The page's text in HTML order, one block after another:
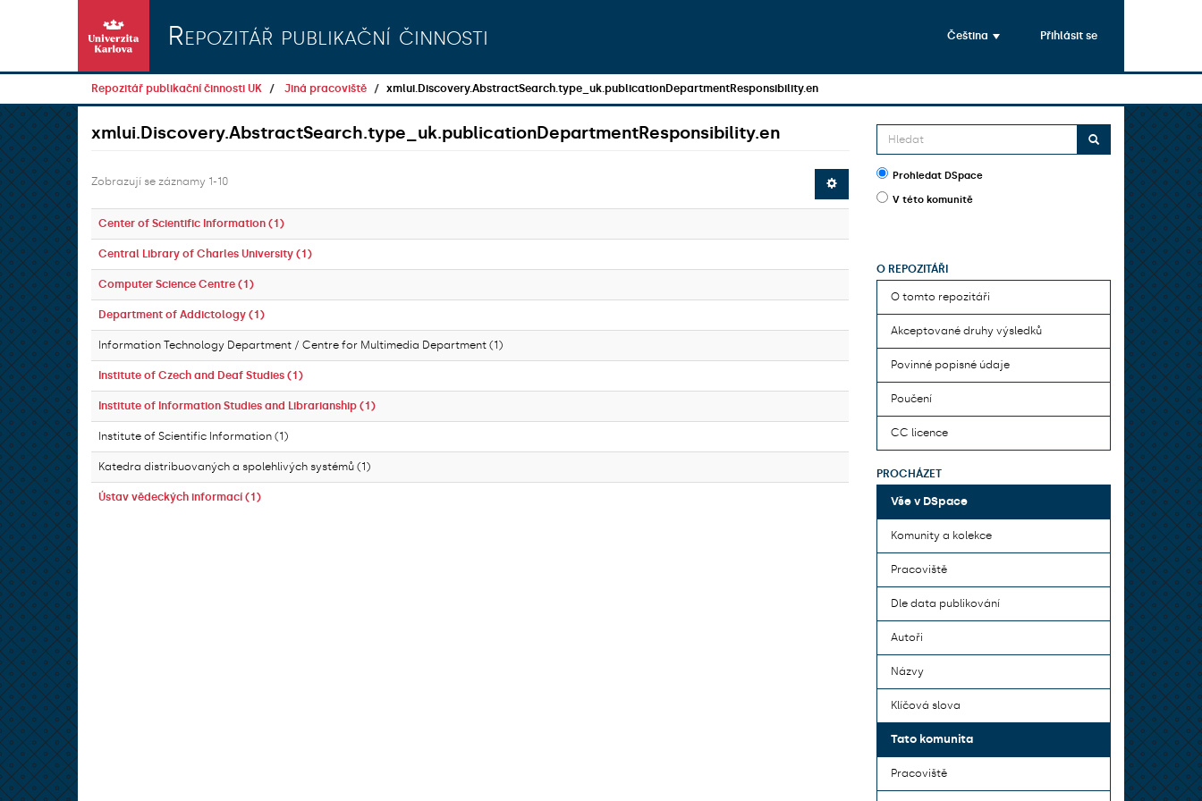
Repozitář publikační činnosti Čeština Přihlásit se
Repozitář publikační činnosti UK Jiná pracoviště xmlui.Discovery.AbstractSearch.type_uk.publicationDepartmentResponsibility.en
xmlui.Discovery.AbstractSearch.type_uk.publicationDepartmentResponsibility.en
Zobrazují se záznamy 1-10
Center of Scientific Information (1)
Central Library of Charles University (1)
Computer Science Centre (1)
Department of Addictology (1)
Information Technology Department / Centre for Multimedia Department (1)
Institute of Czech and Deaf Studies (1)
Institute of Information Studies and Librarianship (1)
Institute of Scientific Information (1)
Katedra distribuovaných a spolehlivých systémů (1)
Ústav vědeckých informací (1)
Prohledat DSpace
V této komunitě
O REPOZITÁŘI
O tomto repozitáři
Akceptované druhy výsledků
Povinné popisné údaje
Poučení
CC licence
PROCHÁZET
Vše v DSpace
Komunity a kolekce
Pracoviště
Dle data publikování
Autoři
Názvy
Klíčová slova
Tato komunita
Pracoviště